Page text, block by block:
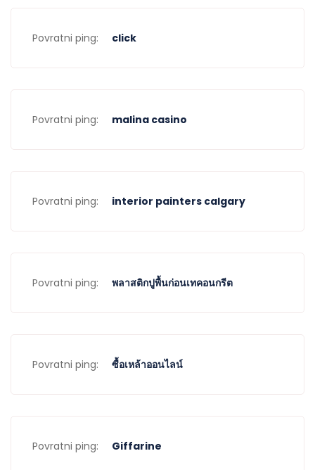
Povratni ping: click
Povratni ping: malina casino
Povratni ping: interior painters calgary
Povratni ping: พลาสติกปูพื้นก่อนเทคอนกรีต
Povratni ping: ซื้อเหล้าออนไลน์
Povratni ping: Giffarine